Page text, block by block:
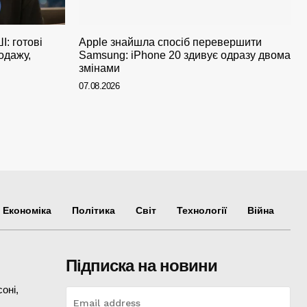
готові
Apple знайшла спосіб перевершити
Samsung: iPhone 20 здивує одразу двома
змінами
07.08.2026
Економіка Політика Світ Технології Війна
Підписка на новини